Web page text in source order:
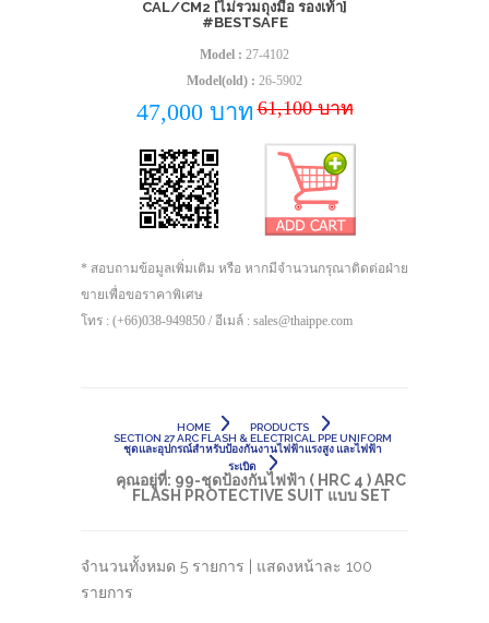
CAL/CM2 [ไม่รวมถุงมือ รองเท้า]
#BESTSAFE
Model : 27-4102
Model(old) : 26-5902
47,000 บาท 61,100 บาท
* สอบถามข้อมูลเพิ่มเติม หรือ หากมีจำนวนกรุณาติดต่อฝ่าย
ขายเพื่อขอราคาพิเศษ
โทร : (+66)038-949850 / อีเมล์ : sales@thaippe.com
HOME
PRODUCTS
SECTION 27 ARC FLASH & ELECTRICAL PPE UNIFORM
ชุดและอุปกรณ์สำหรับป้องกันงานไฟฟ้าแรงสูง และไฟฟ้า
ระเบิด
คุณอยู่ที่: 99-ชุดป้องกันไฟฟ้า ( HRC 4 ) ARC
FLASH PROTECTIVE SUIT แบบ SET
จำนวนทั้งหมด 5 รายการ | แสดงหน้าละ 100
รายการ